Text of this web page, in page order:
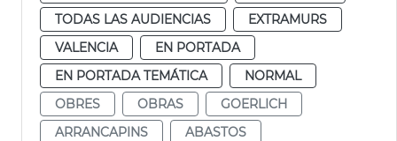
TODAS LAS AUDIENCIAS
EXTRAMURS
VALENCIA
EN PORTADA
EN PORTADA TEMÁTICA
NORMAL
OBRES
OBRAS
GOERLICH
ARRANCAPINS
ABASTOS